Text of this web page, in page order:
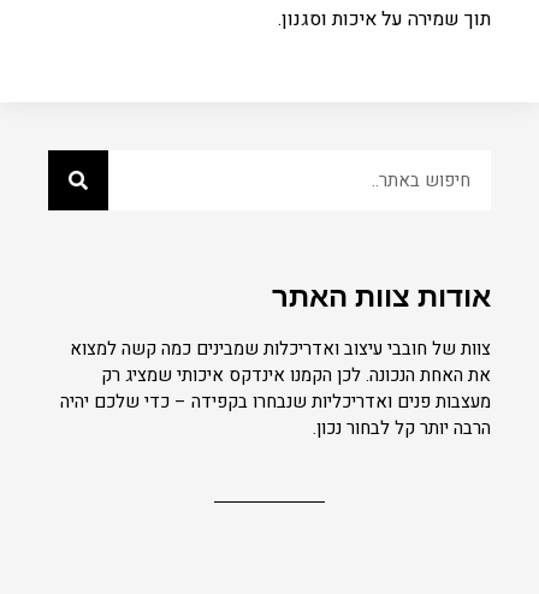
תוך שמירה על איכות וסגנון.
אודות צוות האתר
צוות של חובבי עיצוב ואדריכלות שמבינים כמה קשה למצוא
את האחת הנכונה. לכן הקמנו אינדקס איכותי שמציג רק
מעצבות פנים ואדריכליות שנבחרו בקפידה – כדי שלכם יהיה
הרבה יותר קל לבחור נכון.